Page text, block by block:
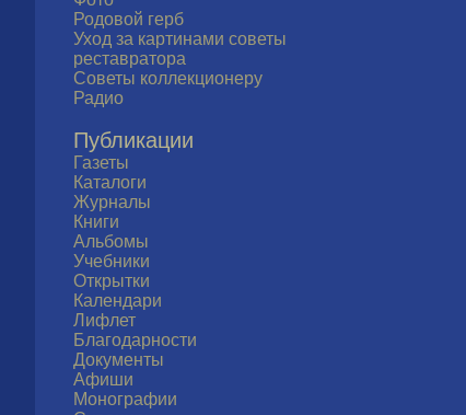
Родовой герб
Уход за картинами советы
реставратора
Советы коллекционеру
Радио
Публикации
Газеты
Каталоги
Журналы
Книги
Альбомы
Учебники
Открытки
Календари
Лифлет
Благодарности
Документы
Афиши
Монографии